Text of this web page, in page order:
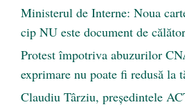
Ministerul de Interne: Noua
cip NU este document de
Protest împotriva abuzurilor
exprimare nu poate fi redusă la
Claudiu Târziu, președintele